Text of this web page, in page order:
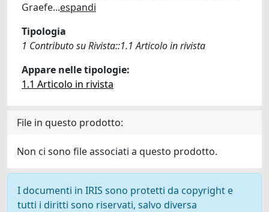
Graefe...espandi
Tipologia
1 Contributo su Rivista::1.1 Articolo in rivista
Appare nelle tipologie:
1.1 Articolo in rivista
File in questo prodotto:
Non ci sono file associati a questo prodotto.
I documenti in IRIS sono protetti da copyright e
tutti i diritti sono riservati, salvo diversa